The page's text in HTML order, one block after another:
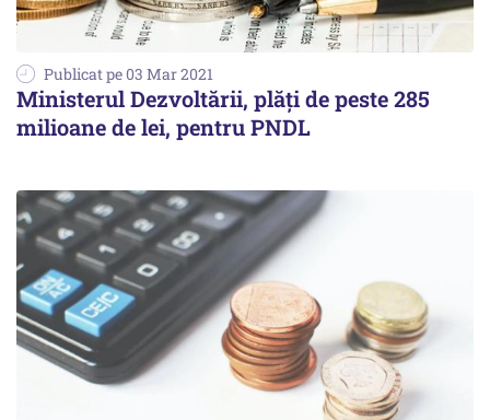
Publicat pe 03 Mar 2021
Ministerul Dezvoltării, plăţi de peste 285
milioane de lei, pentru PNDL